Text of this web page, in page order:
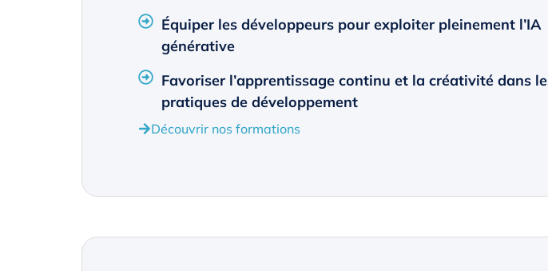
Équiper les développeurs pour exploiter pleinement l’IA
générative
Favoriser l’apprentissage continu et la créativité dans
pratiques de développement
Découvrir nos formations